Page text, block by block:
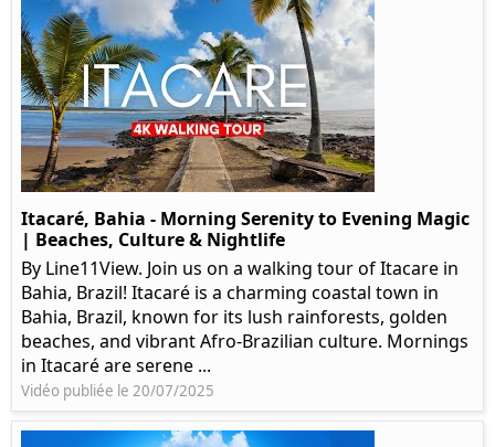
Itacaré, Bahia - Morning Serenity to Evening Magic
| Beaches, Culture & Nightlife
By Line11View. Join us on a walking tour of Itacare in
Bahia, Brazil! Itacaré is a charming coastal town in
Bahia, Brazil, known for its lush rainforests, golden
beaches, and vibrant Afro-Brazilian culture. Mornings
in Itacaré are serene ...
Vidéo publiée le 20/07/2025